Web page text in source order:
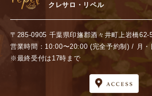
クレサロ・リペル
〒285-0905 千葉県印旛郡酒々井町上岩橋62-
営業時間：10:00〜20:00 (完全予約制) / 月・
※最終受付は17時まで